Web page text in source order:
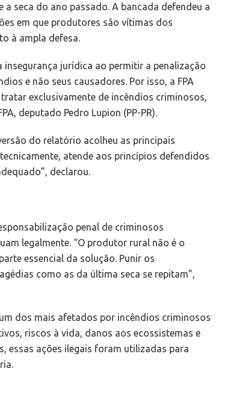
seca do ano passado. A bancada defendeu a
em que produtores são vítimas dos
à ampla defesa.
jurídica ao permitir a penalização
e não seus causadores. Por isso, a FPA
exclusivamente de incêndios criminosos,
deputado Pedro Lupion (PP-PR).
do relatório acolheu as principais
atende aos princípios defendidos
declarou.
penal de criminosos
legalmente. “O produtor rural não é o
essencial da solução. Punir os
como as da última seca se repitam”,
dos mais afetados por incêndios criminosos
riscos à vida, danos aos ecossistemas e
essas ações ilegais foram utilizadas para